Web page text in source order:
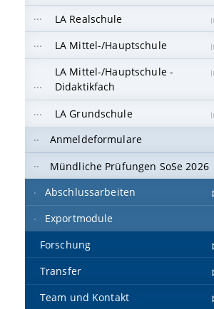
LA Realschule
LA Mittel-/Hauptschule
LA Mittel-/Hauptschule -
Didaktikfach
LA Grundschule
Anmeldeformulare
Mündliche Prüfungen SoSe 2026
Abschlussarbeiten
Exportmodule
Forschung
Transfer
Team und Kontakt